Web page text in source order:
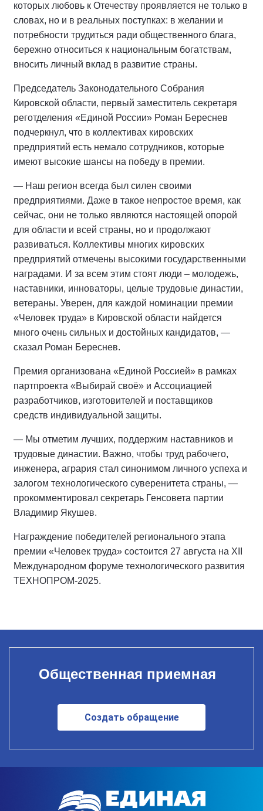
которых любовь к Отечеству проявляется не только в
словах, но и в реальных поступках: в желании и
потребности трудиться ради общественного блага,
бережно относиться к национальным богатствам,
вносить личный вклад в развитие страны.
Председатель Законодательного Собрания
Кировской области, первый заместитель секретаря
реготделения «Единой России» Роман Береснев
подчеркнул, что в коллективах кировских
предприятий есть немало сотрудников, которые
имеют высокие шансы на победу в премии.
— Наш регион всегда был силен своими
предприятиями. Даже в такое непростое время, как
сейчас, они не только являются настоящей опорой
для области и всей страны, но и продолжают
развиваться. Коллективы многих кировских
предприятий отмечены высокими государственными
наградами. И за всем этим стоят люди – молодежь,
наставники, инноваторы, целые трудовые династии,
ветераны. Уверен, для каждой номинации премии
«Человек труда» в Кировской области найдется
много очень сильных и достойных кандидатов, —
сказал Роман Береснев.
Премия организована «Единой Россией» в рамках
партпроекта «Выбирай своё» и Ассоциацией
разработчиков, изготовителей и поставщиков
средств индивидуальной защиты.
— Мы отметим лучших, поддержим наставников и
трудовые династии. Важно, чтобы труд рабочего,
инженера, агрария стал синонимом личного успеха и
залогом технологического суверенитета страны, —
прокомментировал секретарь Генсовета партии
Владимир Якушев.
Награждение победителей регионального этапа
премии «Человек труда» состоится 27 августа на XII
Международном форуме технологического развития
ТЕХНОПРОМ-2025.
Общественная приемная
Создать обращение